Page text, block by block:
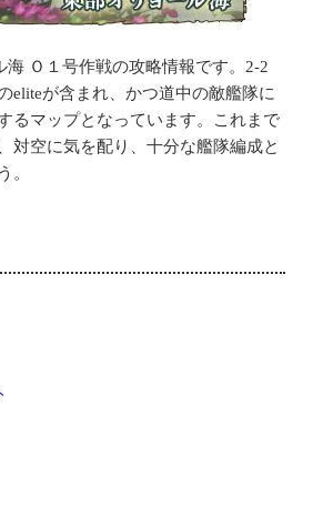
海 Ｏ１号作戦の攻略情報です。2-2
eliteが含まれ、かつ道中の敵艦隊に
るマップとなっています。これまで
対空に気を配り、十分な艦隊編成と
。